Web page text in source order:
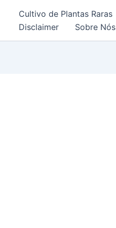
Cultivo de Plantas Raras
Disclaimer
Sobre Nós